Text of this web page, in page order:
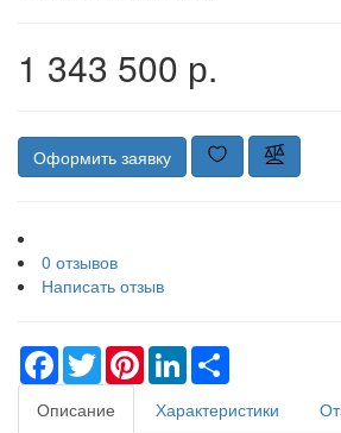
1 343 500 р.
Оформить заявку
0 отзывов
Написать отзыв
Facebook
TwitterPinterestLinkedIn
Описание Характеристики